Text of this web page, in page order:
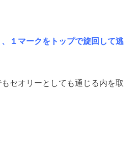
１マークをトップで旋回して逃
セオリーとしても通じる内を取